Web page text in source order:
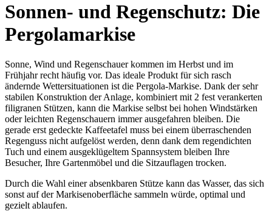
Sonnen- und Regenschutz: Die
Pergolamarkise
Sonne, Wind und Regenschauer kommen im Herbst und im
Frühjahr recht häufig vor. Das ideale Produkt für sich rasch
ändernde Wettersituationen ist die Pergola-Markise. Dank der sehr
stabilen Konstruktion der Anlage, kombiniert mit 2 fest verankerten
filigranen Stützen, kann die Markise selbst bei hohen Windstärken
oder leichten Regenschauern immer ausgefahren bleiben. Die
gerade erst gedeckte Kaffeetafel muss bei einem überraschenden
Regenguss nicht aufgelöst werden, denn dank dem regendichten
Tuch und einem ausgeklügeltem Spannsystem bleiben Ihre
Besucher, Ihre Gartenmöbel und die Sitzauflagen trocken.
Durch die Wahl einer absenkbaren Stütze kann das Wasser, das sich
sonst auf der Markisenoberfläche sammeln würde, optimal und
gezielt ablaufen.